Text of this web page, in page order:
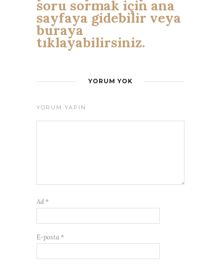
soru sormak için ana
sayfaya gidebilir veya
buraya
tıklayabilirsiniz.
YORUM YOK
YORUM YAPIN
Ad *
E-posta *